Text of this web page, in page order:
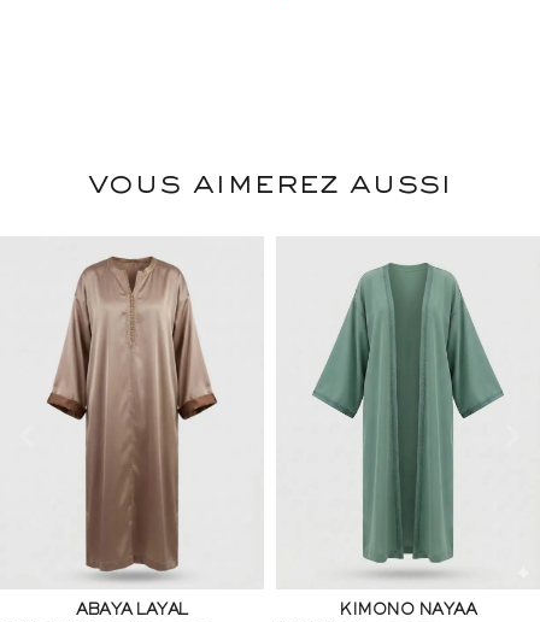
vous aimerez aussi
KIMONO NAYAA KIMONO NAYAA